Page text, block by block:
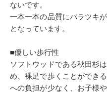
ないです。
一本一本の品質にバラツキ
となっています。
■優しい歩行性
ソフトウッドである秋田杉
め、裸足で歩くことができ
への負担が少なく、お子様